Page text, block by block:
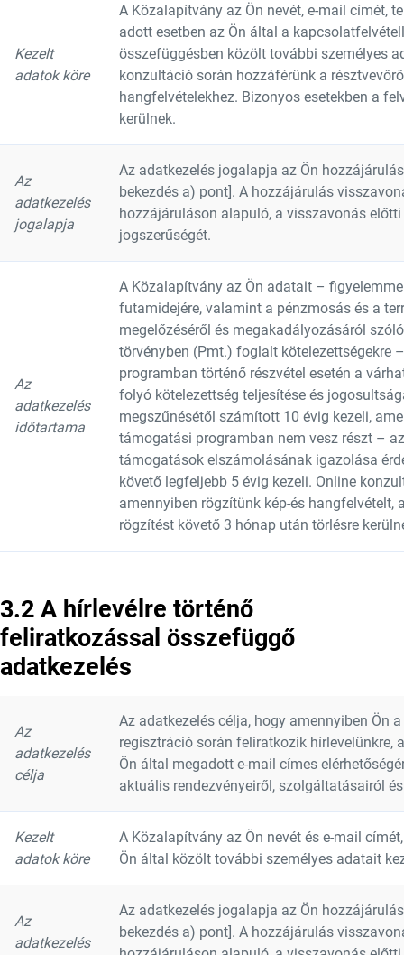
Kezelt
adatok köre
A Közalapítvány az Ön nevét, e-mail címét,
adott esetben az Ön által a
összefüggésben közölt további személyes
konzultáció során hozzáférünk a
hangfelvételekhez. Bizonyos esetekben a
kerülnek.
Az
adatkezelés
jogalapja
Az adatkezelés jogalapja az Ön
bekezdés a) pont]. A hozzájárulás
hozzájáruláson alapuló, a visszavonás
jogszerűségét.
Az
adatkezelés
időtartama
A Közalapítvány az Ön adatait –
futamidejére, valamint a pénzmosás és a
megelőzéséről és megakadályozásáról
törvényben (Pmt.) foglalt kötelezettségekre
programban történő részvétel esetén a
folyó kötelezettség teljesítése és
megszűnésétől számított 10 évig kezeli,
támogatási programban nem vesz részt –
támogatások elszámolásának igazolása
követő legfeljebb 5 évig kezeli. Online
amennyiben rögzítünk kép-és hangfelvételt,
rögzítést követő 3 hónap után törlésre
3.2 A hírlevélre történő
feliratkozással összefüggő
adatkezelés
Az
adatkezelés
célja
Az adatkezelés célja, hogy amennyiben Ön
regisztráció során feliratkozik hírlevelünkre,
Ön által megadott e-mail címes
aktuális rendezvényeiről, szolgáltatásairól
Kezelt
adatok köre
A Közalapítvány az Ön nevét és e-mail
Ön által közölt további személyes adatait
Az
adatkezelés
Az adatkezelés jogalapja az Ön
bekezdés a) pont]. A hozzájárulás